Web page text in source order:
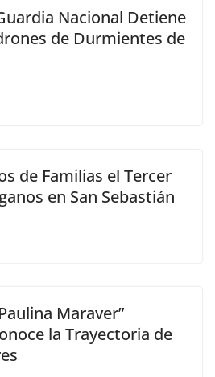
Nacional Detiene
de Durmientes de
de Familias el Tercer
en San Sebastián
Maraver”
la Trayectoria de